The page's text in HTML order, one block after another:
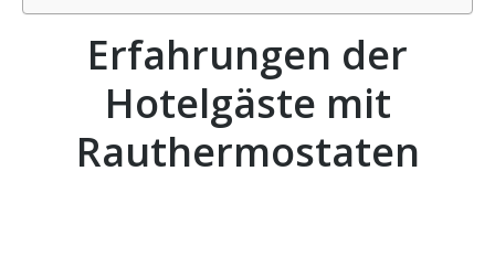
Erfahrungen der
Hotelgäste mit
Rauthermostaten